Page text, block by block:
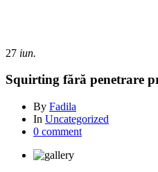
27 iun.
Squirting fără penetrare
By Fadila
In Uncategorized
0 comment